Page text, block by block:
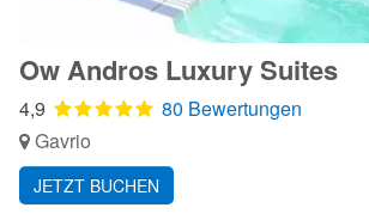
Ow Andros Luxury Suites
4,9
80 Bewertungen
Gavrio
JETZT BUCHEN